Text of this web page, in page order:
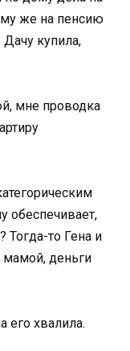
же на пенсию
купила,
мне проводка
обеспечивает,
Тогда-то Гена и
мамой, деньги
его хвалила.